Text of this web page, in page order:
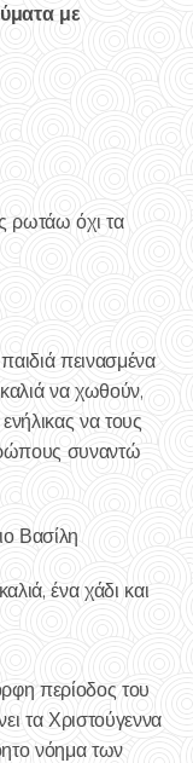
με
ρωτάω όχι τα
πεινασμένα
να χωθούν,
να τους
συναντώ
Βασίλη
ένα χάδι και
περίοδος του
τα Χριστούγεννα
νόημα των